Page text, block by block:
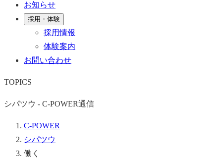
お知らせ
採用・体験
採用情報
体験案内
お問い合わせ
TOPICS
シパツウ - C-POWER通信
C-POWER
シパツウ
働く